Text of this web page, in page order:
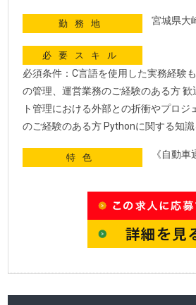
勤務地 宮城県大
必要スキル
必須条件：C言語を使用した実務経験
の管理、運営業務のご経験のある方 歓
ト管理における外部との折衝やプロジ
のご経験のある方 Pythonに関する知
特色 《自動車